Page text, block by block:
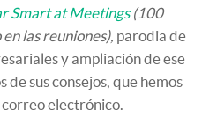
Smart at Meetings(100
las reuniones), parodia de
y ampliación de ese
de sus consejos, que hemos
electrónico.